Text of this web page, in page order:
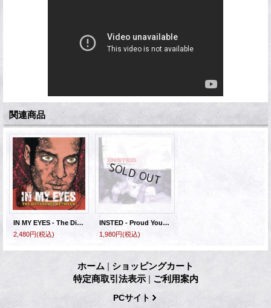
関連商品
IN MY EYES - The Difference Between [CD]
2,480円(税込)
INSTED - Proud Youth: 1986-1991 [CD]
1,980円(税込)
ホーム | ショッピングカート
特定商取引法表示 | ご利用案内
PCサイト